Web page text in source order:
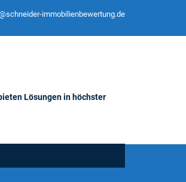
immobilienbewertung.de
Lösungen in höchster